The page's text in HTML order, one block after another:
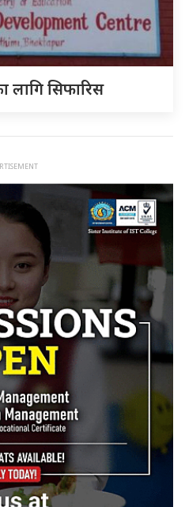
लागि सिफारिस